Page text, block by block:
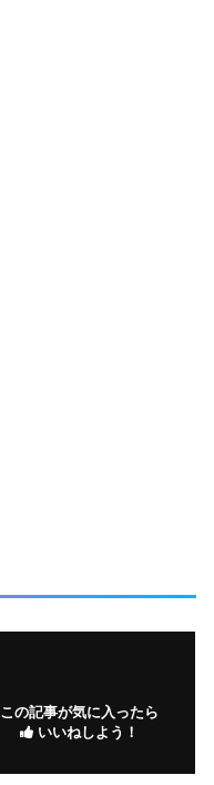
この記事が気に入ったら
いいねしよう！